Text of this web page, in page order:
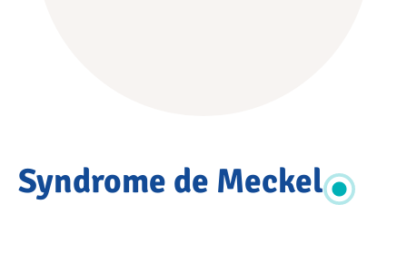
PATHOLOGIES
Pathologies
Syndrome de Meckel